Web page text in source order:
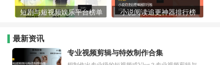
短剧与短视频娱乐平台榜单 小说阅读追更神器排行榜
最新资讯
专业视频剪辑与特效制作合集